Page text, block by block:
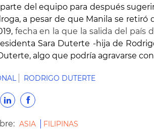
parte del equipo para después
a pesar de que Manila se
fecha en la que la salida del país
Sara Duterte -hija de
algo que podría agravarse
RODRIGO DUTERTE
ASIA FILIPINAS